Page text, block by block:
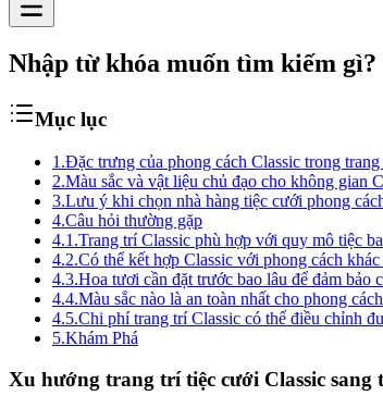
Nhập từ khóa muốn tìm kiếm gì?
Mục lục
1.Đặc trưng của phong cách Classic trong
2.Màu sắc và vật liệu chủ đạo cho không gian
3.Lưu ý khi chọn nhà hàng tiệc cưới phong
4.Câu hỏi thường gặp
4.1.Trang trí Classic phù hợp với quy mô tiệc
4.2.Có thể kết hợp Classic với phong cách
4.3.Hoa tươi cần đặt trước bao lâu để đảm bảo
4.4.Màu sắc nào là an toàn nhất cho phong
4.5.Chi phí trang trí Classic có thể điều chỉnh
5.Khám Phá
Xu hướng trang trí tiệc cưới Classic sang